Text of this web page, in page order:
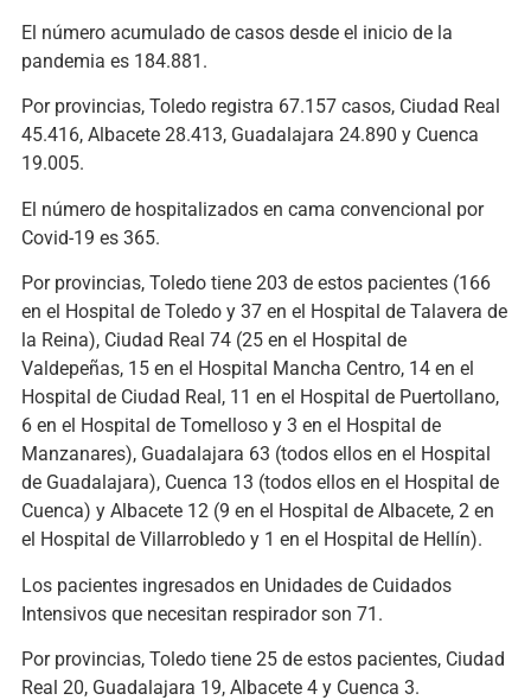
El número acumulado de casos desde el inicio de la
pandemia es 184.881.
Por provincias, Toledo registra 67.157 casos, Ciudad Real
45.416, Albacete 28.413, Guadalajara 24.890 y Cuenca
19.005.
El número de hospitalizados en cama convencional por
Covid-19 es 365.
Por provincias, Toledo tiene 203 de estos pacientes (166
en el Hospital de Toledo y 37 en el Hospital de Talavera de
la Reina), Ciudad Real 74 (25 en el Hospital de
Valdepeñas, 15 en el Hospital Mancha Centro, 14 en el
Hospital de Ciudad Real, 11 en el Hospital de Puertollano,
6 en el Hospital de Tomelloso y 3 en el Hospital de
Manzanares), Guadalajara 63 (todos ellos en el Hospital
de Guadalajara), Cuenca 13 (todos ellos en el Hospital de
Cuenca) y Albacete 12 (9 en el Hospital de Albacete, 2 en
el Hospital de Villarrobledo y 1 en el Hospital de Hellín).
Los pacientes ingresados en Unidades de Cuidados
Intensivos que necesitan respirador son 71.
Por provincias, Toledo tiene 25 de estos pacientes, Ciudad
Real 20, Guadalajara 19, Albacete 4 y Cuenca 3.